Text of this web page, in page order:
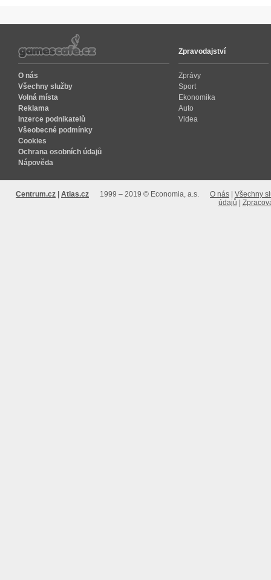
O nás
Všechny služby
Volná místa
Reklama
Inzerce podnikatelů
Všeobecné podmínky
Cookies
Ochrana osobních údajů
Nápověda
Zpravodajství
Zprávy
Sport
Ekonomika
Auto
Videa
Centrum.cz Atlas.cz 1999 – 2019 © Economia, a.s. O nás
Všechny
údajů